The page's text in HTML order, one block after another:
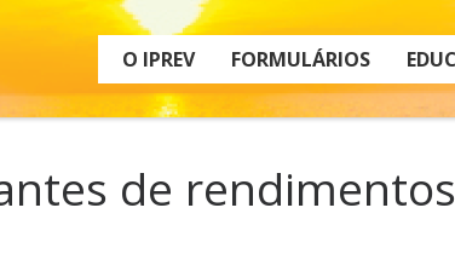
O IPREV FORMULÁRIOS
de